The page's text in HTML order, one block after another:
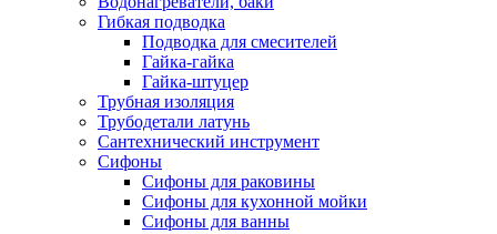
Гибкая подводка
Подводка для смесителей
Гайка-гайка
Гайка-штуцер
Трубная изоляция
Трубодетали латунь
Сантехнический инструмент
Сифоны
Сифоны для раковины
Сифоны для кухонной мойки
Сифоны для ванны